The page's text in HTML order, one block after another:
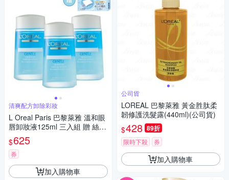
清爽配方卸除彩妝
L Oreal Paris 巴黎萊雅 溫和眼
唇卸妝液125ml 三入組 贈 絲花
化妝棉(80+2)片 公司貨
$625
券
加入購物車
公司貨
LOREAL 巴黎萊雅 黃金胜肽柔
韌修護洗髮露(440ml)(公司貨)
$428 89折
限時下殺 券
加入購物車